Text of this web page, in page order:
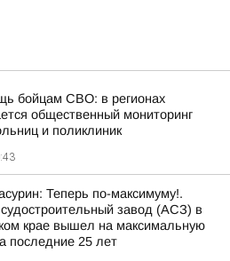
бойцам СВО: в регионах
общественный мониторинг
и поликлиник
Теперь по-максимуму!.
завод (АСЗ) в
крае вышел на максимальную
последние 25 лет